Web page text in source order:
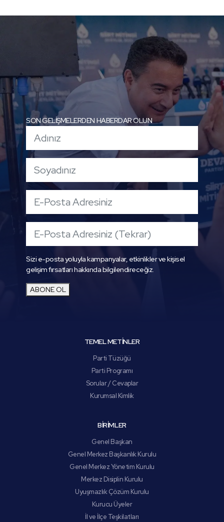
SON GELİŞMELERDEN HABERDAR OLUN
Sizi e-posta yoluyla kampanyalar, etkinlikler ve kişisel
gelişim fırsatları hakkında bilgilendireceğiz.
ABONE OL
TEMEL METİNLER
Parti Tüzüğü
Parti Programı
Sorular / Cevaplar
Kurumsal Kimlik
BİRİMLER
Genel Başkan
Genel Merkez Başkanlık Kurulu
Genel Merkez Yönetim Kurulu
Merkez Disiplin Kurulu
Uyuşmazlık Çözüm Kurulu
Kurucu Üyeler
İl ve İlçe Teşkilatları